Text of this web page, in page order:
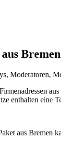
Bremen
Moderatoren,
enthalten eine
aus Bremen